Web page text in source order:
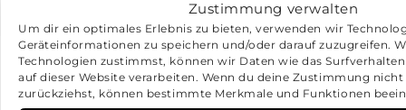
Zustimmung verwalten
Um dir ein optimales Erlebnis zu bieten, verwenden wir
Geräteinformationen zu speichern und/oder darauf zuzugreifen.
Technologien zustimmst, können wir Daten wie das
auf dieser Website verarbeiten. Wenn du deine Zustimmung
zurückziehst, können bestimmte Merkmale und Funktionen